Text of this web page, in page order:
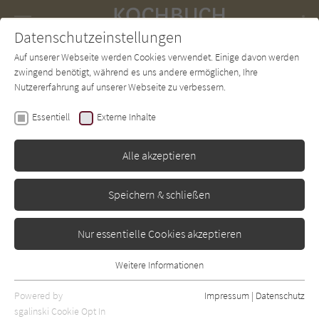
SUCHE Forum Charts Newsletter
Dämpfen & Garen
Alle Bücher aus der Kategorie "Dämpfen & Garen" auf
Kochbuch-Couch.de.
Alle Themen anzeigen
Datenschutzeinstellungen
Auf unserer Webseite werden Cookies verwendet. Einige davon werden
zwingend benötigt, während es uns andere ermöglichen, Ihre
Nutzererfahrung auf unserer Webseite zu verbessern.
Essentiell Externe Inhalte
Alle akzeptieren
Speichern & schließen
Nur essentielle Cookies akzeptieren
Essentielle Cookies werden für grundlegende Funktionen der
Webseite benötigt. Dadurch ist gewährleistet, dass die Webseite
Weitere Informationen
Powered by
sgalinski Cookie Opt In
Impressum | Datenschutz